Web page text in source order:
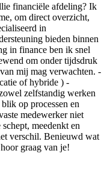
financiële afdeling? Ik
om direct overzicht,
in
bieden binnen
in finance ben ik snel
om onder tijdsdruk
mij mag verwachten. -
of hybride ) -
zelfstandig werken
op processen en
medewerker niet
meedenkt en
verschil. Benieuwd wat
graag van je!